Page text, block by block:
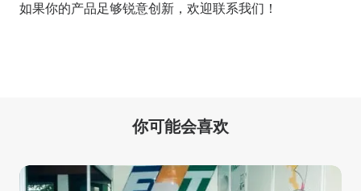
如果你的产品足够锐意创新，欢迎联系我们 ！
你可能会喜欢